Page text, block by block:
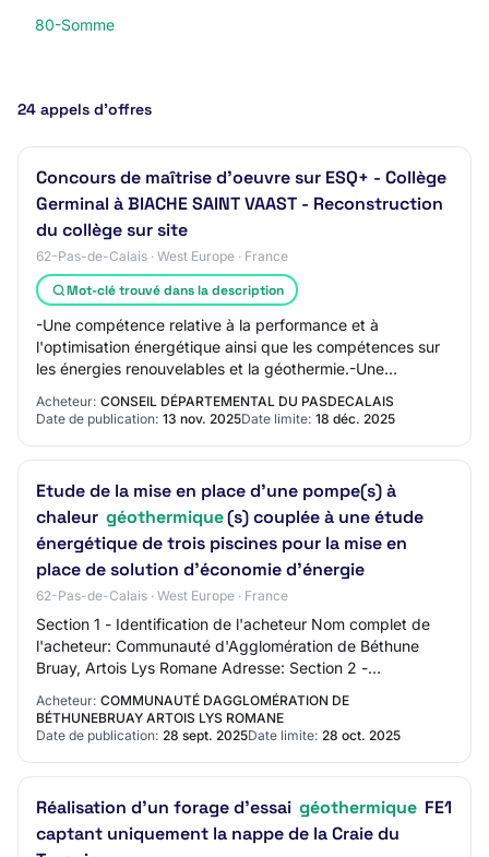
80-Somme
24 appels d’offres
Concours de maîtrise d'oeuvre sur ESQ+ - Collège
Germinal à BIACHE SAINT VAAST - Reconstruction
du collège sur site
62-Pas-de-Calais · West Europe · France
Mot-clé trouvé dans la description
-Une compétence relative à la performance et à
l'optimisation énergétique ainsi que les compétences sur
les énergies renouvelables et la géothermie.-Une
compétence au sein de l'équipe de MOE sur le r…
Acheteur: CONSEIL DÉPARTEMENTAL DU PASDECALAIS
Date de publication: 13 nov. 2025Date limite: 18 déc. 2025
Etude de la mise en place d'une pompe(s) à
chaleur géothermique(s) couplée à une étude
énergétique de trois piscines pour la mise en
place de solution d'économie d'énergie
62-Pas-de-Calais · West Europe · France
Section 1 - Identification de l'acheteur Nom complet de
l'acheteur: Communauté d'Agglomération de Béthune
Bruay, Artois Lys Romane Adresse: Section 2 -
Communication Nom du contact: N/C Adresse mail…
Acheteur: COMMUNAUTÉ DAGGLOMÉRATION DE
BÉTHUNEBRUAY ARTOIS LYS ROMANE
Date de publication: 28 sept. 2025Date limite: 28 oct. 2025
Réalisation d'un forage d'essai géothermique FE1
captant uniquement la nappe de la Craie du